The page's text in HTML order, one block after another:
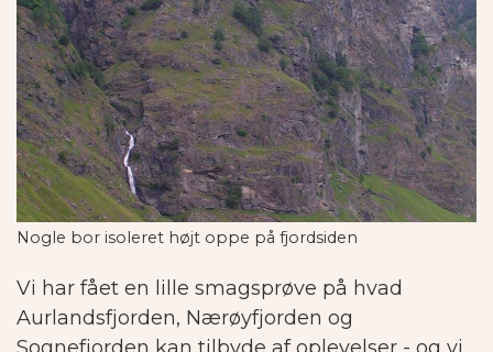
Nogle bor isoleret højt oppe på fjordsiden
Vi har fået en lille smagsprøve på hvad
Aurlandsfjorden, Nærøyfjorden og